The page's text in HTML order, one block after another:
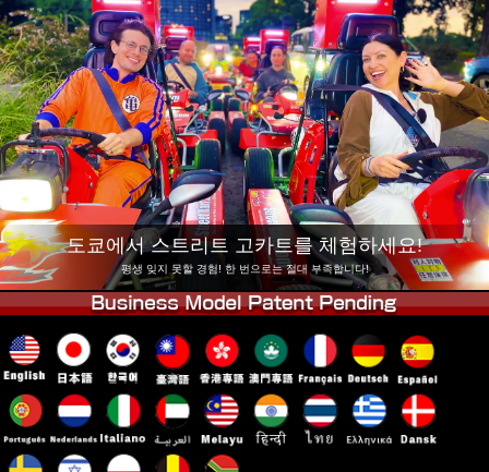
접근성 고객 리뷰 자주 묻는 질문
회사 정보 예약
지점 변경
도쿄 시나가와 #1 도쿄 아키하바라#1
도쿄 아키하바라#2 도쿄 시부야
도쿄 시부야 애넥스 도쿄 베이
도쿄 아사쿠사 오사카
오키나와
도쿄에서 스트리트 고카트를 체험하세요!
평생 잊지 못할 경험! 한 번으로는 절대 부족합니다!